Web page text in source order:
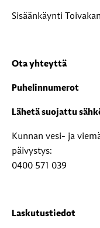
Sisäänkäynti
Ota yhteyttä
Puhelinnumerot
Lähetä suojattu
Kunnan vesi- ja
päivystys:
0400 571 039
Laskutustiedot